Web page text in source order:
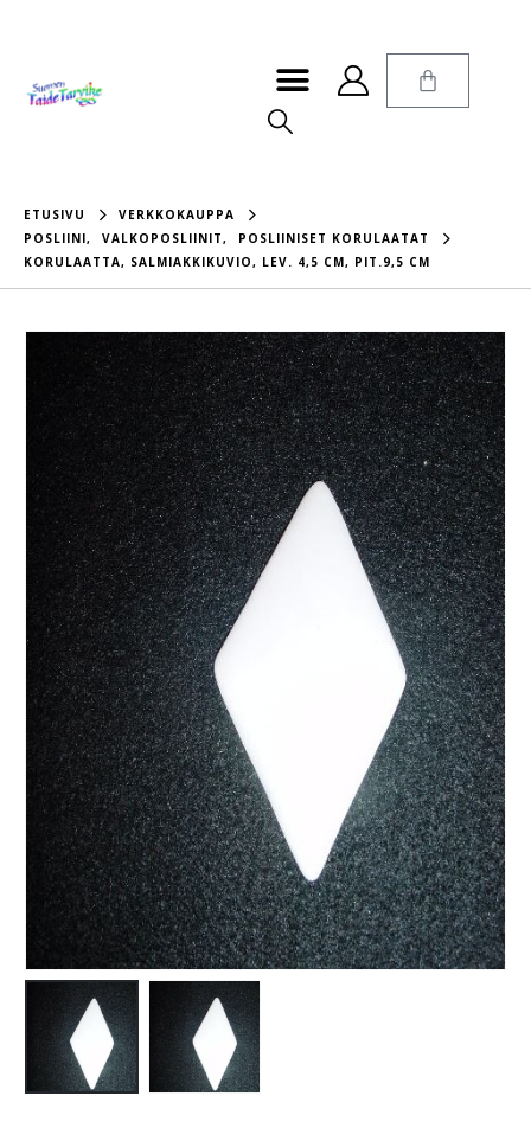
ETUSIVU
VERKKOKAUPPA
POSLIINI, VALKOPOSLIINIT,
POSLIINISET KORULAATAT
KORULAATTA, SALMIAKKIKUVIO, LEV. 4,5 CM, PIT.9,5 CM